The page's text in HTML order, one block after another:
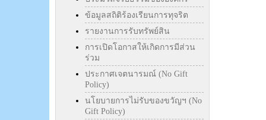
ข้อมูลสถิติร้องเรียนการทุจริต
รายงานการรับทรัพย์สิน
การเปิดโอกาสให้เกิดการมีส่วน
ร่วม
ประกาศเจตนารมณ์ (No Gift
Policy)
นโยบายการไม่รับของขวัญฯ (No
Gift Policy)